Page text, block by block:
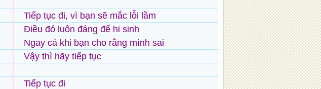
Tiếp tục đi, vì bạn sẽ mắc lỗi lầm
Điều đó luôn đáng để hi sinh
Ngay cả khi bạn cho rằng mình sai
Vậy thì hãy tiếp tục
Tiếp tục đi